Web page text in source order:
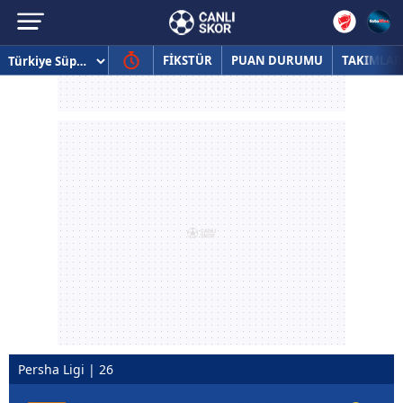
FİKSTÜR PUAN DURUMU TAKIMLAR
Persha Ligi | 26